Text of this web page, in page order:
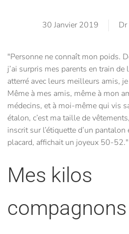
30 Janvier 2019 Dr
"Personne ne connaît mon poids.
j’ai surpris mes parents en train de
atterré avec leurs meilleurs amis,
Même à mes amis, même à mon
médecins, et à moi-même qui vis
étalon, c’est ma taille de
inscrit sur l’étiquette d’un
placard, affichait un joyeux 50-52."
Mes kilos
compagnons